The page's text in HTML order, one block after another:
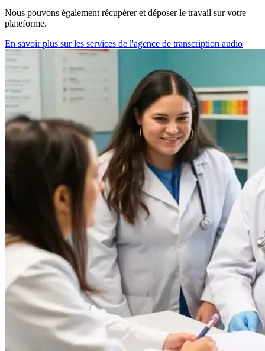
Nous pouvons également récupérer et déposer le travail sur votre
plateforme.
En savoir plus sur les services de l'agence de transcription audio